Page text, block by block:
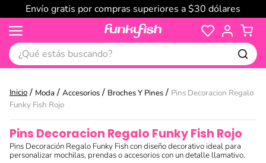
Envío gratis por compras superiores a $30 dólares
¿Qué estás buscando?
Moda Accesorios Broches Y Pines
Pins Decoracion Regalo
Funky Fish Rojo
Pins Decoracion Regalo Funky Fish Rojo
Pins Decoración Regalo Funky Fish con diseño decorativo ideal para
personalizar mochilas, prendas o accesorios con un detalle llamativo.